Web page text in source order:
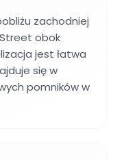
zachodniej
obok
jest łatwa
się w
pomników w